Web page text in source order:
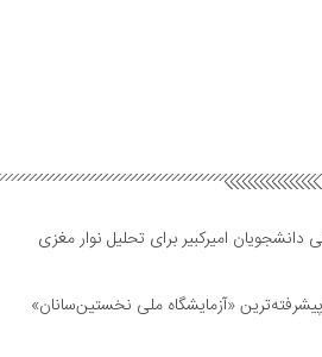
امیرکبیر برای تحلیل نوار مغزی
«آزمایشگاه ملی نخستین‌سانان»